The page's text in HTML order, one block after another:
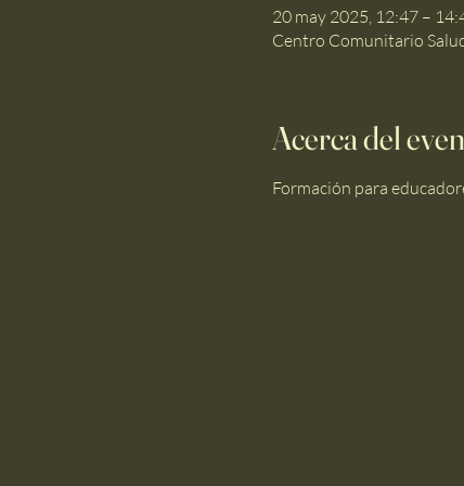
20 may 2025, 12:47 –
Centro Comunitario
Acerca del
Formación para